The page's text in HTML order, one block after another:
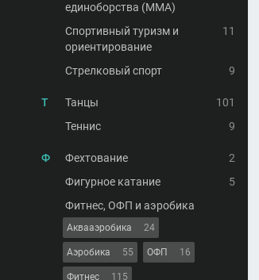
единоборства (MMA)
Спортивный туризм и
ориентирование
11
Стрелковый спорт 9
Т Танцы
101
Теннис
9
Ф Фехтование
2
Фигурное катание
5
Фитнес, ОФП и аэробика
Аквааэробика 24
Аэробика 55 ОФП 16
Фитнес 115